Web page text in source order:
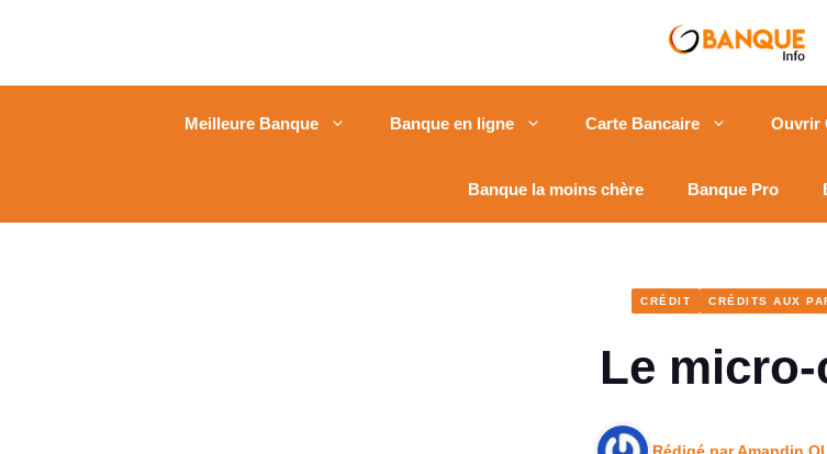
Meilleure Banque Banque en ligne Carte Bancaire Ouvrir
Banque la moins chère Banque Pro
CRÉDIT CRÉDITS AUX
Le
Rédigé parAmandin